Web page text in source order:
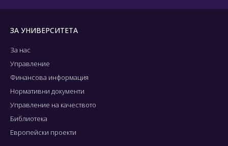
ЗА УНИВЕРСИТЕТА
За нас
Управление
Финансова информация
Нормативни документи
Управление на качеството
Библиотека
Европейски проекти